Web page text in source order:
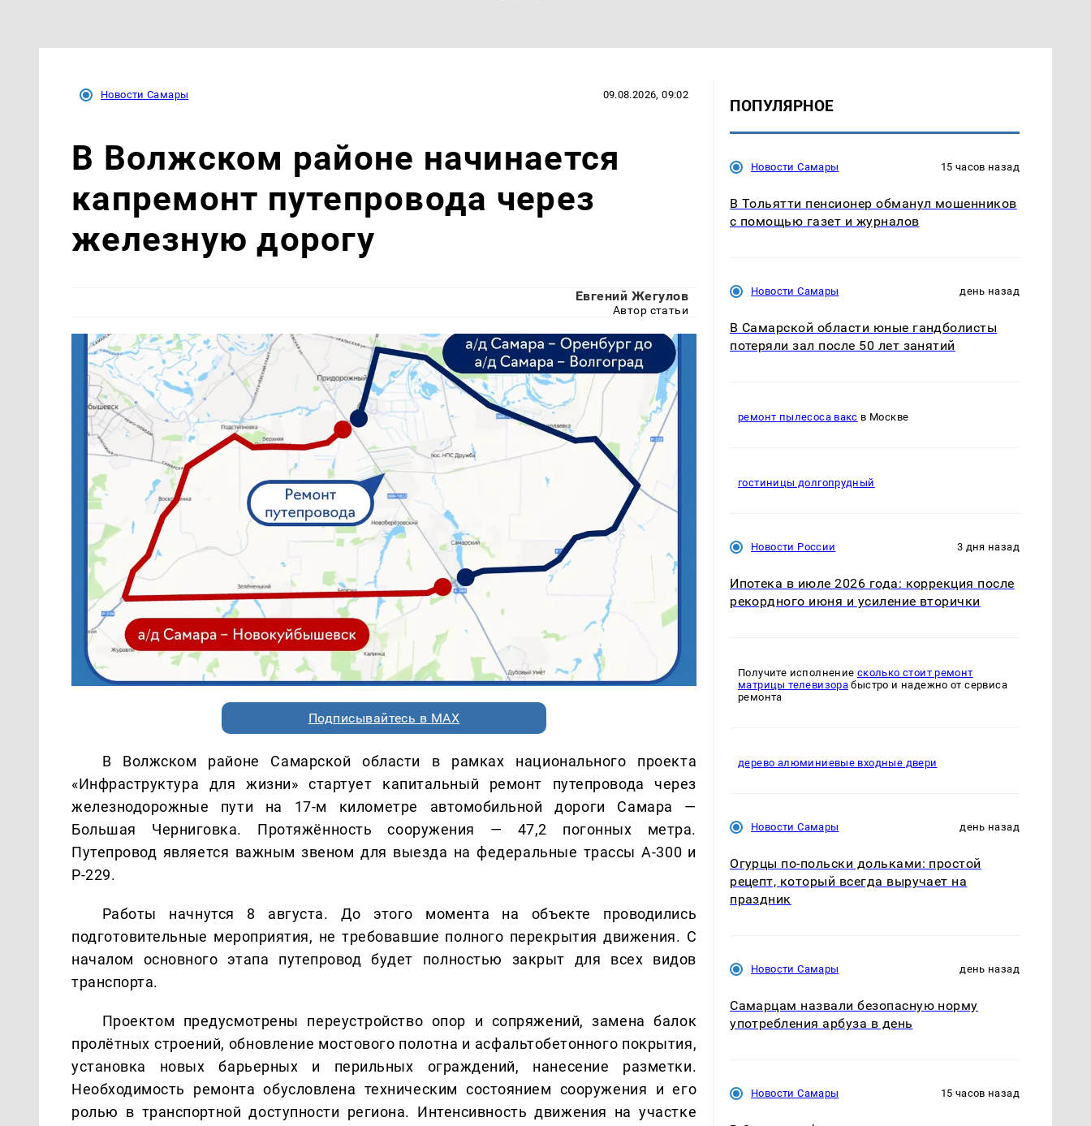
Новости Самары 09.08.2026, 09:02
В Волжском районе начинается
капремонт путепровода через
железную дорогу
Евгений Жегулов
Автор статьи
Подписывайтесь в MAX
В Волжском районе Самарской области в рамках национального проекта
«Инфраструктура для жизни» стартует капитальный ремонт путепровода через
железнодорожные пути на 17-м километре автомобильной дороги Самара —
Большая Черниговка. Протяжённость сооружения — 47,2 погонных метра.
Путепровод является важным звеном для выезда на федеральные трассы А-300 и
Р-229.
Работы начнутся 8 августа. До этого момента на объекте проводились
подготовительные мероприятия, не требовавшие полного перекрытия движения. С
началом основного этапа путепровод будет полностью закрыт для всех видов
транспорта.
Проектом предусмотрены переустройство опор и сопряжений, замена балок
пролётных строений, обновление мостового полотна и асфальтобетонного покрытия,
установка новых барьерных и перильных ограждений, нанесение разметки.
Необходимость ремонта обусловлена техническим состоянием сооружения и его
ролью в транспортной доступности региона. Интенсивность движения на участке
ПОПУЛЯРНОЕ
Новости Самары 15 часов назад
В Тольятти пенсионер обманул мошенников
с помощью газет и журналов
Новости Самары день назад
В Самарской области юные гандболисты
потеряли зал после 50 лет занятий
ремонт пылесоса вакс в Москве
гостиницы долгопрудный
Новости России 3 дня назад
Ипотека в июле 2026 года: коррекция после
рекордного июня и усиление вторички
Получите исполнение сколько стоит ремонт
матрицы телевизора быстро и надежно от сервиса
ремонта
дерево алюминиевые входные двери
Новости Самары день назад
Огурцы по‑польски дольками: простой
рецепт, который всегда выручает на
праздник
Новости Самары день назад
Самарцам назвали безопасную норму
употребления арбуза в день
Новости Самары 15 часов назад